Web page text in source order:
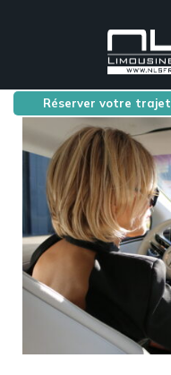
Réserver votre trajet